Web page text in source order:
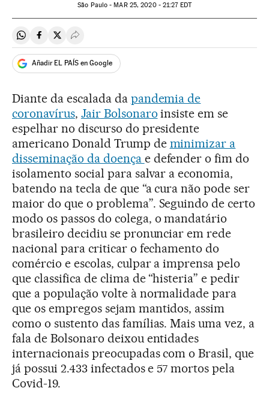
São Paulo -MAR25, 2020 - 21:27EDT
Compartir en Whatsapp
Compartir en Facebook
Compartir en Twitter
Desplegar Redes Sociales
Añadir EL PAÍS en Google
Diante da escalada da pandemia de
coronavírus, Jair Bolsonaro insiste em se
espelhar no discurso do presidente
americano Donald Trump de minimizar a
disseminação da doença e defender o fim do
isolamento social para salvar a economia,
batendo na tecla de que “a cura não pode ser
maior do que o problema”. Seguindo de certo
modo os passos do colega, o mandatário
brasileiro decidiu se pronunciar em rede
nacional para criticar o fechamento do
comércio e escolas, culpar a imprensa pelo
que classifica de clima de “histeria” e pedir
que a população volte à normalidade para
que os empregos sejam mantidos, assim
como o sustento das famílias. Mais uma vez, a
fala de Bolsonaro deixou entidades
internacionais preocupadas com o Brasil, que
já possui 2.433 infectados e 57 mortos pela
Covid-19.